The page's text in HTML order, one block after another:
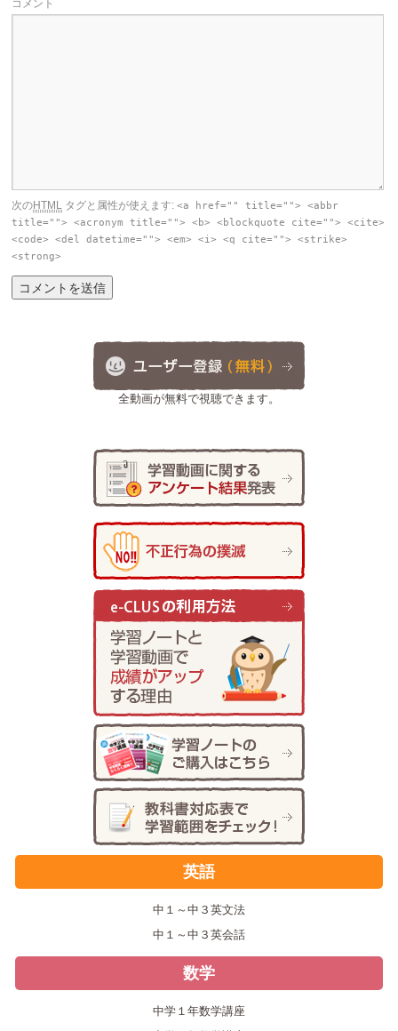
コメント
次のHTML タグと属性が使えます:<a href="" title=""> <abbr
title=""> <acronym title=""> <b> <blockquote cite=""> <cite>
<code> <del datetime=""> <em> <i> <q cite=""> <strike>
<strong>
全動画が無料で視聴できます。
英語
中１～中３英文法
中１～中３英会話
数学
中学１年数学講座